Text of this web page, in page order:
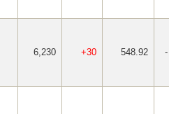
6,230 +30 548.92 -